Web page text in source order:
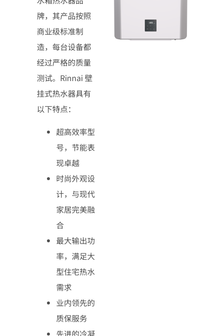
牌，其产品按照
商业级标准制
造，每台设备都
经过严格的质量
测试。Rinnai 壁
挂式热水器具有
以下特点：
超高效率型
号，节能表
现卓越
时尚外观设
计，与现代
家居完美融
合
最大输出功
率，满足大
型住宅热水
需求
业内领先的
质保服务
先进的冷凝